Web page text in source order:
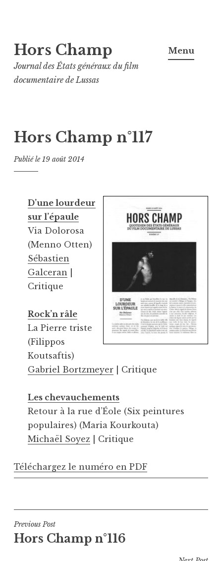
au
contenu
principal
Hors Champ
Journal des États généraux du film
documentaire de Lussas
Menu
Hors Champ n°117
Publié le19 août 2014
D’une lourdeur
sur l’épaule
Via Dolorosa
(Menno Otten)
Sébastien
Galceran
Critique
Rock’n râle
La Pierre triste
(Filippos
Koutsaftis)
Gabriel Bortzmeyer | Critique
Les chevauchements
Retour à la rue d’Éole (Six peintures
populaires) (Maria Kourkouta)
Michaël Soyez | Critique
Téléchargez le numéro en PDF
Navigation
de
Previous Post
Hors Champ n°116